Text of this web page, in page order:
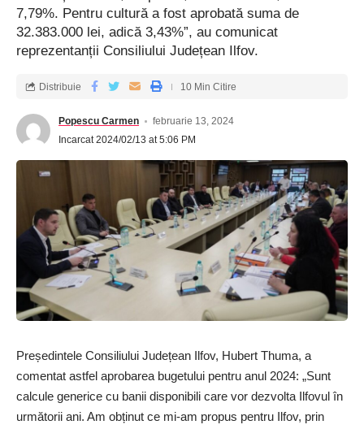
7,79%. Pentru cultură a fost aprobată suma de
32.383.000 lei, adică 3,43%”, au comunicat
reprezentanții Consiliului Județean Ilfov.
Popescu Carmen
februarie 13, 2024
Incarcat 2024/02/13 at 5:06 PM
Distribuie 10 Min Citire
Președintele Consiliului Județean Ilfov, Hubert Thuma, a
comentat astfel aprobarea bugetului pentru anul 2024: „Sunt
calcule generice cu banii disponibili care vor dezvolta Ilfovul în
următorii ani. Am obținut ce mi-am propus pentru Ilfov, prin